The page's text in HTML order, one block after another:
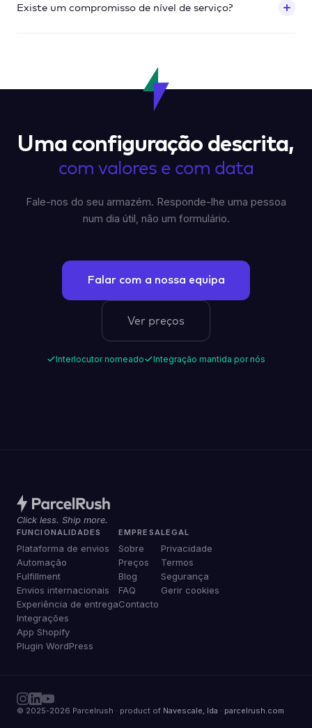
Existe um compromisso de nível de serviço?
Uma configuração descrita,
com valores e com data
Fale-nos do seu armazém. Responde-lhe uma pessoa
num dia útil, não um formulário.
Falar com a nossa equipa
Ver preços
Interlocutor nomeado Integração mantida por nós
Click less. Ship more.
FUNCIONALIDADES
Plataforma de envios
Automação
Fulfillment
Envios internacionais
Experiência de entrega
Integrações
App Shopify
Plugin WordPress
EMPRESA
Sobre
Preços
Blog
FAQ
Contacto
LEGAL
Privacidade
Termos
Segurança
Gerir cookies
© 2025-2026 Parcelrush · product of Navescale, lda · parcelrush.com